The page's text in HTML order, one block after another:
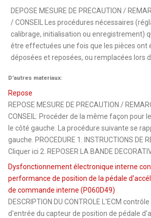
DEPOSE MESURE DE PRECAUTION /
/ CONSEIL Les procédures nécessaires
calibrage, initialisation ou enregistrement)
être effectuées une fois que les pièces ont
déposées et reposées, ou remplacées lors de
D'autres materiaux:
Repose
REPOSE MESURE DE PRECAUTION /
CONSEIL: Procéder de la même façon pour
le côté gauche. La procédure suivante se
gauche. PROCEDURE 1. INSTRUCTIONS DE
Cliquer ici 2. REPOSER LA BANDE
Dysfonctionnement électronique interne
performance de position de la pédale
de commande interne (P060D49)
DESCRIPTION DU CONTROLE L'ECM
d'entrée du capteur de position de pédale